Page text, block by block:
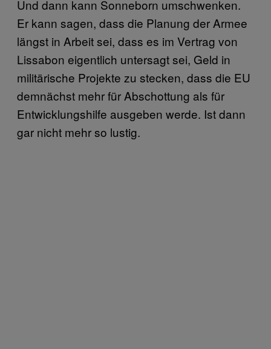
Und dann kann Sonneborn umschwenken.
Er kann sagen, dass die Planung der Armee
längst in Arbeit sei, dass es im Vertrag von
Lissabon eigentlich untersagt sei, Geld in
militärische Projekte zu stecken, dass die EU
demnächst mehr für Abschottung als für
Entwicklungshilfe ausgeben werde. Ist dann
gar nicht mehr so lustig.